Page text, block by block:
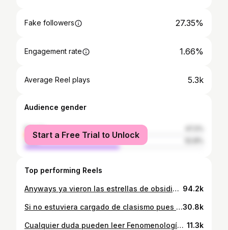
Fake followers 27.35%
Engagement rate 1.66%
Average Reel plays 5.3k
Audience gender
female
male
Start a Free Trial to Unlock
Top performing Reels
Anyways ya vieron las estrellas de obsidiana de @flavante ? 🙂‍↔️✨ . . . . . #marcamexicana #modamexicana #fashiondesigner #fashioncontentcreator #moda #mexicanfashion #diseñadorademodas #fashioninfluencer 94.2k
Si no estuviera cargado de clasismo pues todo bien pero pues pero ya vieron mi blusa con obsidianas de @flavante ? . . . . #fashioninfluencer #fashioncontentcreator #fashiondesigner #mexicanfashiondesigner #diseñadorademodas30.8k
Cualquier duda pueden leer Fenomenología del relajo y otros ensayos de Jorge Portilla 🤝. Mi full outfit es de @flavante 〰️✨ . . . #fashionista #bellaka #fashioncontentcreator 11.3k